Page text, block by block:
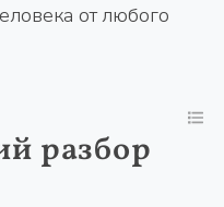
от любого
разбор